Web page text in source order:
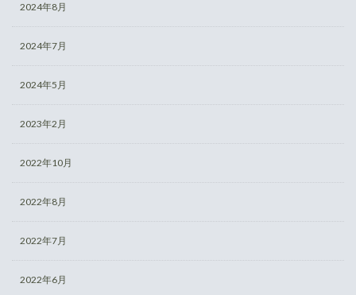
2024年8月
2024年7月
2024年5月
2023年2月
2022年10月
2022年8月
2022年7月
2022年6月